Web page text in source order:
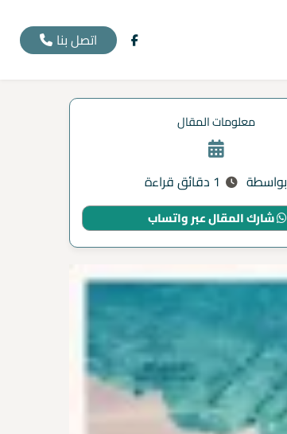
اتصل بنا
معلومات المقال
بواسطة
شارك المقال عبر واتساب